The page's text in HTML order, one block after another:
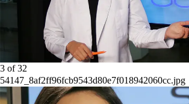
3 of32
54147_8af2ff96fcb9543d80e7f018942060cc.jpg